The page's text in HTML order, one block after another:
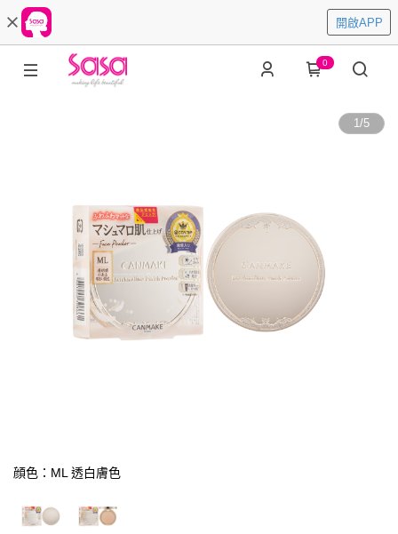
開啟APP
0
1/5
顔色：ML 透白膚色